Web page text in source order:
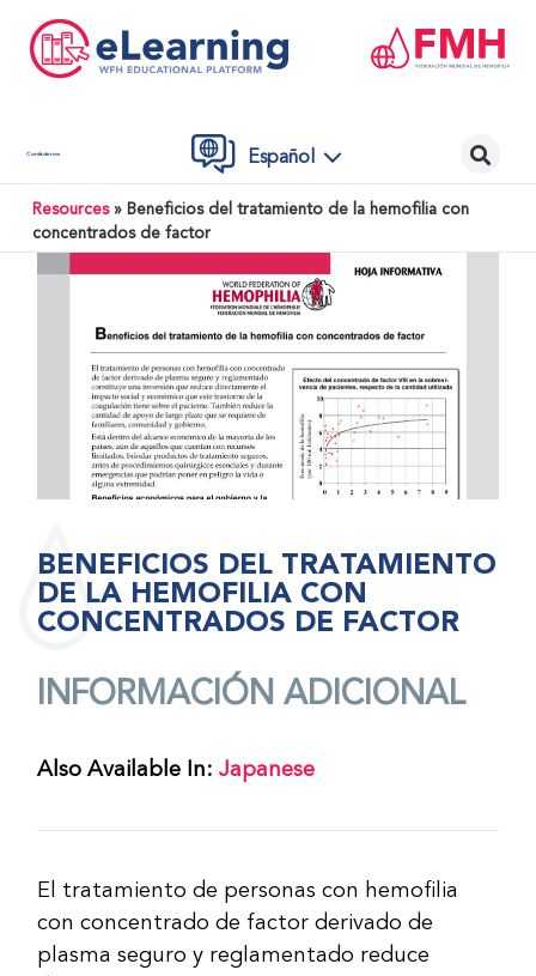
Contáctenos Español
Resources» Beneficios del tratamiento de la hemofilia con
concentrados de factor
BENEFICIOS DEL TRATAMIENTO
DE LA HEMOFILIA CON
CONCENTRADOS DE FACTOR
INFORMACIÓN ADICIONAL
Also Available In: Japanese
El tratamiento de personas con hemofilia
con concentrado de factor derivado de
plasma seguro y reglamentado reduce